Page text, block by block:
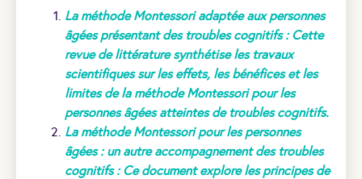
La méthode Montessori adaptée aux personnes
âgées présentant des troubles cognitifs : Cette
revue de littérature synthétise les travaux
scientifiques sur les effets, les bénéfices et les
limites de la méthode Montessori pour les
personnes âgées atteintes de troubles cognitifs.
La méthode Montessori pour les personnes
âgées : un autre accompagnement des troubles
cognitifs : Ce document explore les principes de